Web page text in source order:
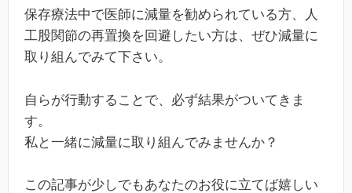
保存療法中で医師に減量を勧められている方、人
工股関節の再置換を回避したい方は、ぜひ減量に
取り組んでみて下さい。
自らが行動することで、必ず結果がついてきま
す。
私と一緒に減量に取り組んでみませんか？
この記事が少しでもあなたのお役に立てば嬉しい